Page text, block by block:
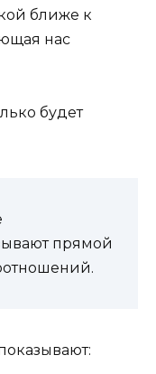
ближе к
нас
прямой